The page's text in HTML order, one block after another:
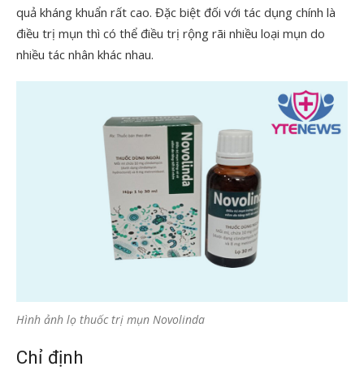
quả kháng khuẩn rất cao. Đặc biệt đối với tác dụng chính là
điều trị mụn thì có thể điều trị rộng rãi nhiều loại mụn do
nhiều tác nhân khác nhau.
Hình ảnh lọ thuốc trị mụn Novolinda
Chỉ định